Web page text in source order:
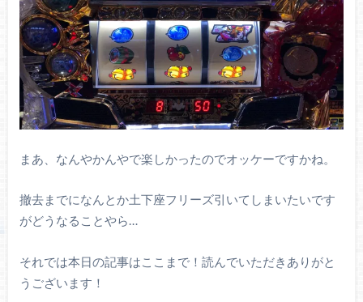
まあ、なんやかんやで楽しかったのでオッケーですかね。
撤去までになんとか土下座フリーズ引いてしまいたいです
がどうなることやら…
それでは本日の記事はここまで！読んでいただきありがと
うございます！